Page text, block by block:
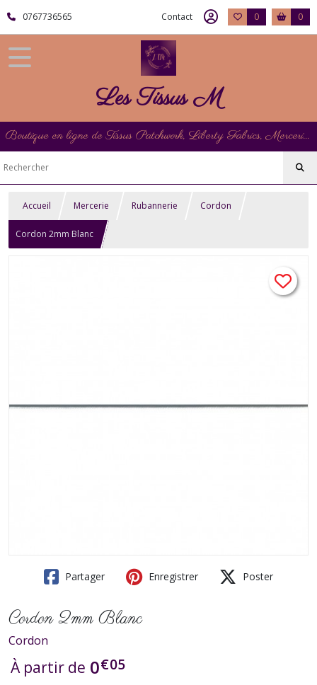
0767736565 Contact 0 0
Les Tissus M
Boutique en ligne de Tissus Patchwork, Liberty Fabrics, Mercerie et Matériel de Point de Croix
Accueil Mercerie Rubannerie Cordon
Cordon 2mm Blanc
Partager Enregistrer Poster
Cordon 2mm Blanc
Cordon
À partir de 0€05